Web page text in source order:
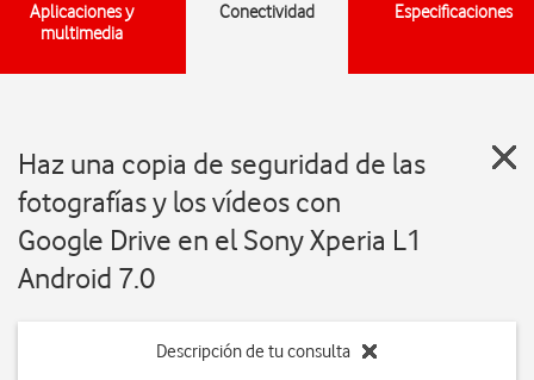
Aplicaciones y
multimedia
Conectividad Especificaciones
Haz una copia de seguridad de las
fotografías y los vídeos con
Google Drive en el Sony Xperia L1
Android 7.0
Descripción de tu consulta